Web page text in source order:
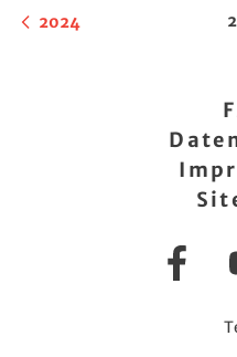
2024